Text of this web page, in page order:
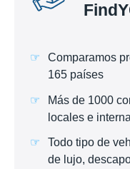
Comparamos
165 países
Más de 1000
locales e
Todo tipo de
de lujo,